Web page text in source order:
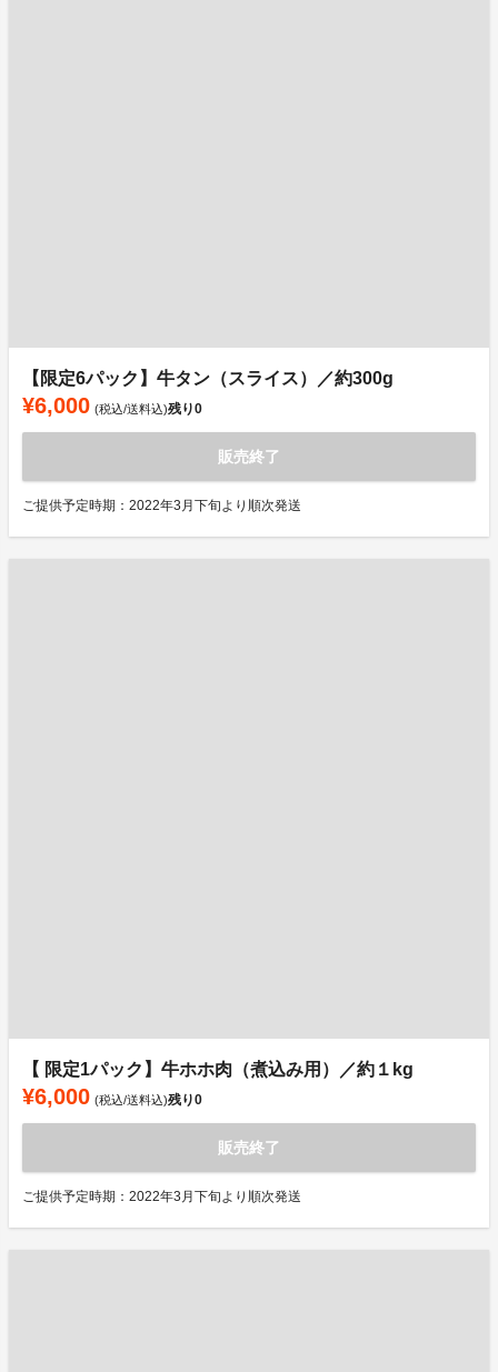
【限定6パック】牛タン（スライス）／約300g
¥6,000 (税込/送料込)残り0
販売終了
ご提供予定時期：2022年3月下旬より順次発送
【 限定1パック】牛ホホ肉（煮込み用）／約１kg
¥6,000 (税込/送料込)残り0
販売終了
ご提供予定時期：2022年3月下旬より順次発送